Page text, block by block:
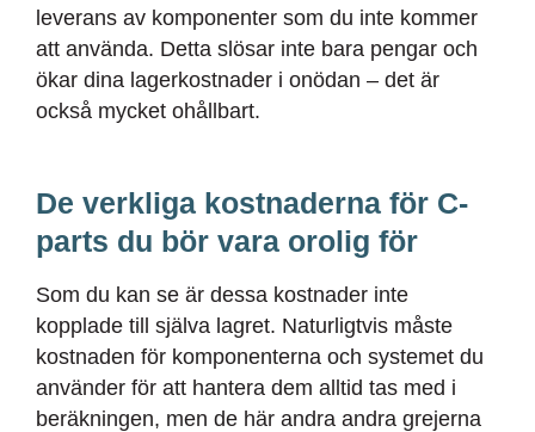
leverans av komponenter som du inte kommer
att använda. Detta slösar inte bara pengar och
ökar dina lagerkostnader i onödan – det är
också mycket ohållbart.
De verkliga kostnaderna för C-
parts du bör vara orolig för
Som du kan se är dessa kostnader inte
kopplade till själva lagret. Naturligtvis måste
kostnaden för komponenterna och systemet du
använder för att hantera dem alltid tas med i
beräkningen, men de här andra andra grejerna